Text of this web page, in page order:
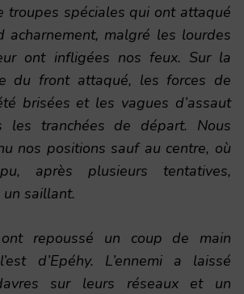
troupes spéciales qui ont attaqué
acharnement, malgré les lourdes
ont infligées nos feux. Sur la
du front attaqué, les forces de
brisées et les vagues d’assaut
les tranchées de départ. Nous
nos positions sauf au centre, où
après plusieurs tentatives,
saillant.
repoussé un coup de main
d’Epéhy. L’ennemi a laissé
sur leurs réseaux et un